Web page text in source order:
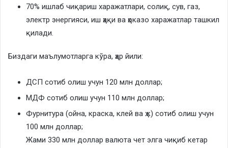
70% ишлаб чиқариш харажатлари, солиқ, сув, газ,
электр энергияси, иш ҳақи ва ҳоказо харажатлар ташкил
қилади.
Биздаги маълумотларга кўра, ҳар йили:
ДСП сотиб олиш учун 120 млн доллар;
МДФ сотиб олиш учун 110 млн доллар;
Фурнитура (ойна, краска, клей ва ҳ.к) сотиб олиш учун
100 млн доллар;
Жами 330 млн доллар валюта чет элга чиқиб кетар